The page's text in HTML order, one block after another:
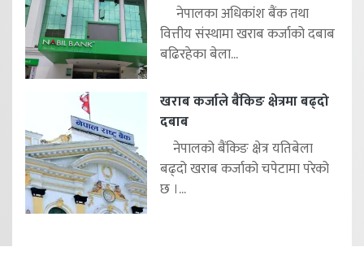
नेपालका अधिकांश बैंक तथा
वित्तीय संस्थामा खराब कर्जाको दबाब
बढिरहेका बेला...
खराब कर्जाले बैंकिङ क्षेत्रमा बढ्दो
दबाब
नेपालको बैंकिङ क्षेत्र यतिबेला
बढ्दो खराब कर्जाको चपेटामा परेको
छ ।...